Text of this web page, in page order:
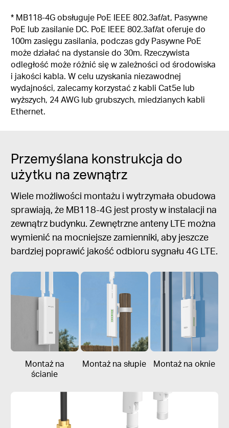
* MB118-4G obsługuje PoE IEEE 802.3af/at, Pasywne
PoE lub zasilanie DC. PoE IEEE 802.3af/at oferuje do
100m zasięgu zasilania, podczas gdy Pasywne PoE
może działać na dystansie do 30m. Rzeczywista
odległość może różnić się w zależności od środowiska
i jakości kabla. W celu uzyskania niezawodnej
wydajności, zalecamy korzystać z kabli Cat5e lub
wyższych, 24 AWG lub grubszych, miedzianych kabli
Ethernet.
Przemyślana konstrukcja do
użytku na zewnątrz
Wiele możliwości montażu i wytrzymała obudowa
sprawiają, że MB118-4G jest prosty w instalacji na
zewnątrz budynku. Zewnętrzne anteny LTE można
wymienić na mocniejsze zamienniki, aby jeszcze
bardziej poprawić jakość odbioru sygnału 4G LTE.
Montaż na
ścianie
Montaż na słupie Montaż na oknie